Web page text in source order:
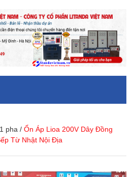
pha / Ổn Áp Lioa 200V Dây Đồng
Từ Nhật Nội Địa